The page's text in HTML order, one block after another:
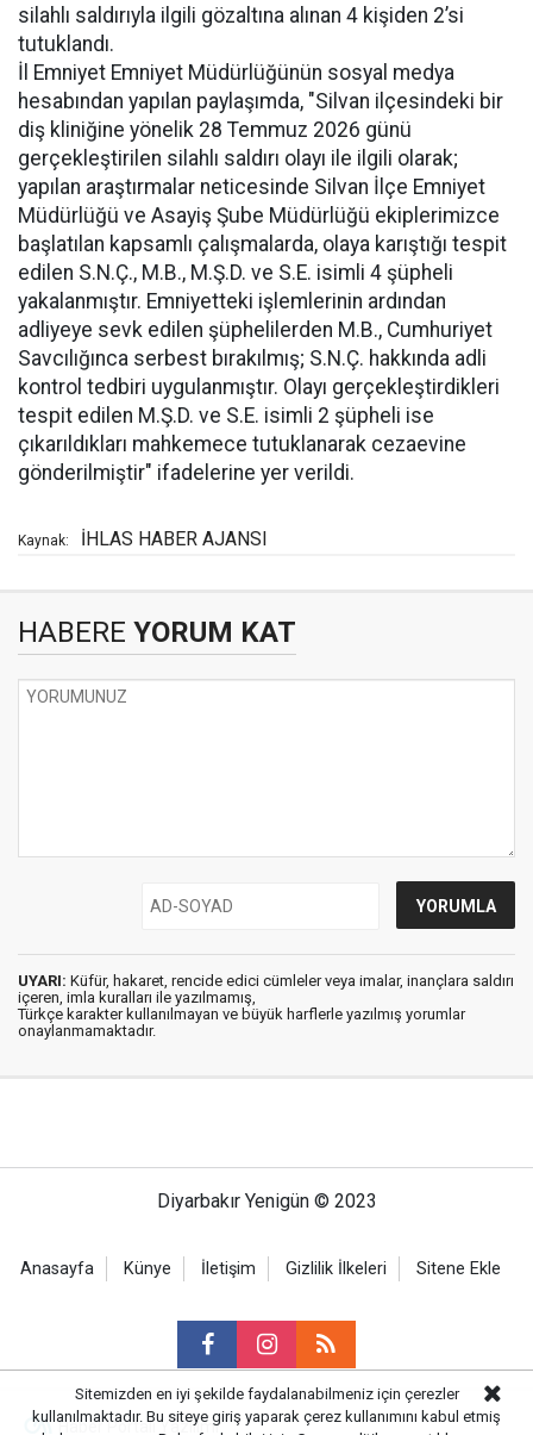
silahlı saldırıyla ilgili gözaltına alınan 4 kişiden 2’si
tutuklandı.
İl Emniyet Emniyet Müdürlüğünün sosyal medya
hesabından yapılan paylaşımda, "Silvan ilçesindeki bir
diş kliniğine yönelik 28 Temmuz 2026 günü
gerçekleştirilen silahlı saldırı olayı ile ilgili olarak;
yapılan araştırmalar neticesinde Silvan İlçe Emniyet
Müdürlüğü ve Asayiş Şube Müdürlüğü ekiplerimizce
başlatılan kapsamlı çalışmalarda, olaya karıştığı tespit
edilen S.N.Ç., M.B., M.Ş.D. ve S.E. isimli 4 şüpheli
yakalanmıştır. Emniyetteki işlemlerinin ardından
adliyeye sevk edilen şüphelilerden M.B., Cumhuriyet
Savcılığınca serbest bırakılmış; S.N.Ç. hakkında adli
kontrol tedbiri uygulanmıştır. Olayı gerçekleştirdikleri
tespit edilen M.Ş.D. ve S.E. isimli 2 şüpheli ise
çıkarıldıkları mahkemece tutuklanarak cezaevine
gönderilmiştir" ifadelerine yer verildi.
Kaynak: İHLAS HABER AJANSI
HABERE YORUM KAT
UYARI: Küfür, hakaret, rencide edici cümleler veya imalar, inançlara saldırı
içeren, imla kuralları ile yazılmamış,
Türkçe karakter kullanılmayan ve büyük harflerle yazılmış yorumlar
onaylanmamaktadır.
Diyarbakır Yenigün © 2023
Anasayfa Künye İletişim Gizlilik İlkeleri Sitene Ekle
Haber Portalı Yazılımı
Sitemizden en iyi şekilde faydalanabilmeniz için çerezler
kullanılmaktadır. Bu siteye giriş yaparak çerez kullanımını kabul etmiş